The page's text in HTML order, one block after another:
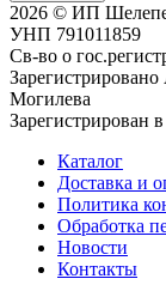
2026 © ИП
УНП 791011859
Св-во о
Могилева
Зарегистрирован
Каталог
Доставка и
Политика
Обработка
Новости
Контакты